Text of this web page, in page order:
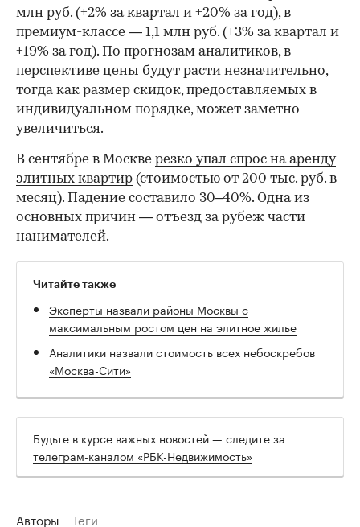
млн руб. (+2% за квартал и +20% за год), в
премиум-классе — 1,1 млн руб. (+3% за квартал и
+19% за год). По прогнозам аналитиков, в
перспективе цены будут расти незначительно,
тогда как размер скидок, предоставляемых в
индивидуальном порядке, может заметно
увеличиться.
В сентябре в Москве резко упал спрос на аренду
элитных квартир (стоимостью от 200 тыс. руб. в
месяц). Падение составило 30–40%. Одна из
основных причин — отъезд за рубеж части
нанимателей.
Читайте также
Эксперты назвали районы Москвы с
максимальным ростом цен на элитное жилье
Аналитики назвали стоимость всех небоскребов
«Москва-Сити»
Будьте в курсе важных новостей — следите за
телеграм-каналом «РБК-Недвижимость»
Авторы Теги